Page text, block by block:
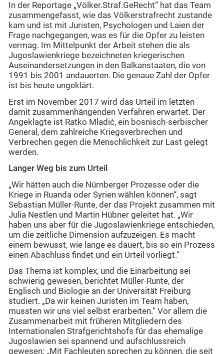
In der Reportage „Völker.Straf.GeRecht“ hat das Team
zusammengefasst, wie das Völkerstrafrecht zustande
kam und ist mit Juristen, Psychologen und Laien der
Frage nachgegangen, was es für die Opfer zu leisten
vermag. Im Mittelpunkt der Arbeit stehen die als
Jugoslawienkriege bezeichneten kriegerischen
Auseinandersetzungen in den Balkanstaaten, die von
1991 bis 2001 andauerten. Die genaue Zahl der Opfer
ist bis heute ungeklärt.
Erst im November 2017 wird das Urteil im letzten
damit zusammenhängenden Verfahren erwartet. Der
Angeklagte ist Ratko Mladić, ein bosnisch-serbischer
General, dem zahlreiche Kriegsverbrechen und
Verbrechen gegen die Menschlichkeit zur Last gelegt
werden.
Langer Weg bis zum Urteil
„Wir hätten auch die Nürnberger Prozesse oder die
Kriege in Ruanda oder Syrien wählen können“, sagt
Sebastian Müller-Runte, der das Projekt zusammen mit
Julia Nestlen und Martin Hübner geleitet hat. „Wir
haben uns aber für die Jugoslawienkriege entschieden,
um die zeitliche Dimension aufzuzeigen. Es macht
einem bewusst, wie lange es dauert, bis so ein Prozess
einen Abschluss findet und ein Urteil vorliegt.“
Das Thema ist komplex, und die Einarbeitung sei
schwierig gewesen, berichtet Müller-Runte, der
Englisch und Biologie an der Universität Freiburg
studiert. „Da wir keinen Juristen im Team haben,
mussten wir uns viel selbst erarbeiten.“ Vor allem die
Zusammenarbeit mit früheren Mitgliedern des
Internationalen Strafgerichtshofs für das ehemalige
Jugoslawien sei spannend und aufschlussreich
gewesen: „Mit Fachleuten sprechen zu können, die seit